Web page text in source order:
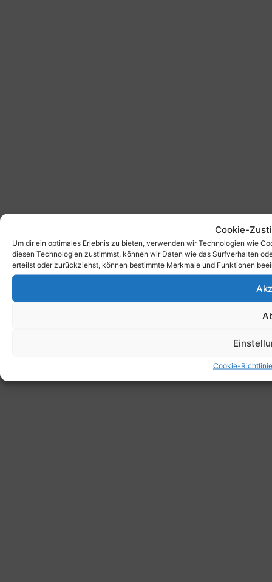
Cookie-
Um dir ein optimales Erlebnis zu bieten, verwenden wir Technologien wie
diesen Technologien zustimmst, können wir Daten wie das Surfverhalten
erteilst oder zurückziehst, können bestimmte Merkmale und Funktionen
Cookie-Richtlinie